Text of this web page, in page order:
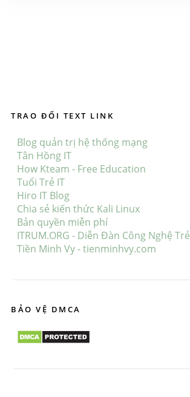
TRAO ĐỔI TEXT LINK
Blog quản trị hệ thống mạng
Tân Hồng IT
How Kteam - Free Education
Tuổi Trẻ IT
Hiro IT Blog
Chia sẻ kiến thức Kali Linux
Bản quyền miễn phí
ITRUM.ORG - Diễn Đàn Công Nghệ Trẻ
Tiền Minh Vy - tienminhvy.com
BẢO VỆ DMCA